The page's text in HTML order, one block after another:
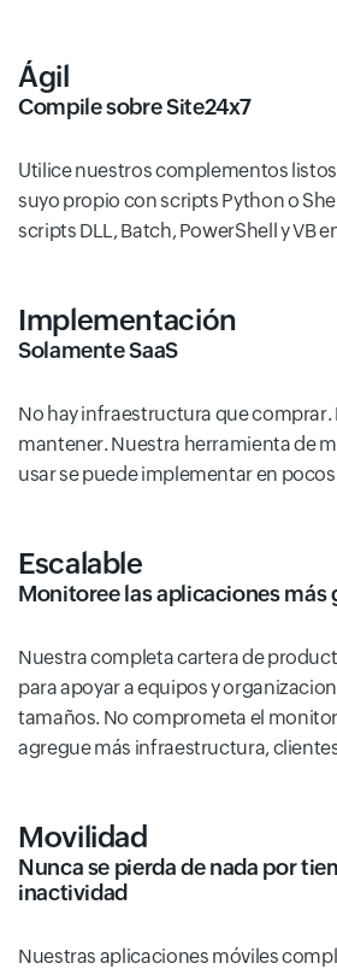
Ágil
Compile sobre Site24x7
Utilice nuestros complementos listos
suyo propio con scripts Python o
scripts DLL, Batch, PowerShell y VB
Implementación
Solamente SaaS
No hay infraestructura que comprar.
mantener. Nuestra herramienta de
usar se puede implementar en
Escalable
Monitoree las aplicaciones más
Nuestra completa cartera de
para apoyar a equipos y
tamaños. No comprometa el
agregue más infraestructura,
Movilidad
Nunca se pierda de nada por
inactividad
Nuestras aplicaciones móviles